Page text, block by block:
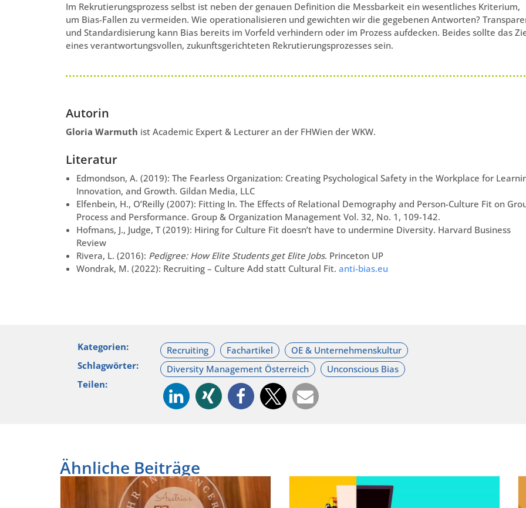
Im Rekrutierungsprozess selbst ist neben der genauen Definition die Messbarkeit ein wesentliches Kriterium,
um Bias-Fallen zu vermeiden. Wie operationalisieren und gewichten wir die gegebenen Antworten?
und Standardisierung kann Bias bereits im Vorfeld verhindern oder im Prozess aufdecken. Beides sollte das
eines verantwortungsvollen, zukunftsgerichteten Rekrutierungsprozesses sein.
Autorin
Gloria Warmuth ist Academic Expert & Lecturer an der FHWien der WKW.
Literatur
Edmondson, A. (2019): The Fearless Organization: Creating Psychological Safety in the Workplace for
Innovation, and Growth. Gildan Media, LLC
Elfenbein, H., O’Reilly (2007): Fitting In. The Effects of Relational Demography and Person-Culture Fit on
Process and Persformance. Group & Organization Management Vol. 32, No. 1, 109-142.
Hofmans, J., Judge, T (2019): Hiring for Culture Fit doesn’t have to undermine Diversity. Harvard Business
Review
Rivera, L. (2016): Pedigree: How Elite Students get Elite Jobs. Princeton UP
Wondrak, M. (2022): Recruiting – Culture Add statt Cultural Fit. anti-bias.eu
Kategorien:
Schlagwörter:
Teilen:
Ähnliche Beiträge